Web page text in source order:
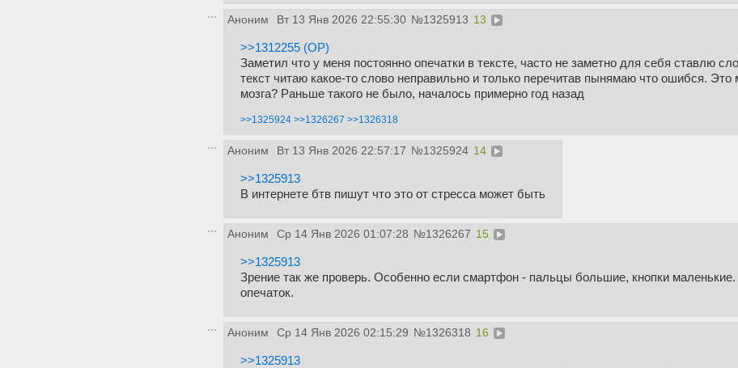
Аноним Вт 13 Янв 2026 22:55:30 №1325913 13
>>1312255 (OP)
Заметил что у меня постоянно опечатки в тексте, часто не заметно для себя ставлю
текст читаю какое-то слово неправильно и только перечитав пынямаю что ошибся.
мозга? Раньше такого не было, началось примерно год назад
>>1325924 >>1326267 >>1326318
Аноним Вт 13 Янв 2026 22:57:17 №1325924 14
>>1325913
В интернете бтв пишут что это от стресса может быть
Аноним Ср 14 Янв 2026 01:07:28 №1326267 15
>>1325913
Зрение так же проверь. Особенно если смартфон - пальцы большие, кнопки
опечаток.
Аноним Ср 14 Янв 2026 02:15:29 №1326318 16
>>1325913